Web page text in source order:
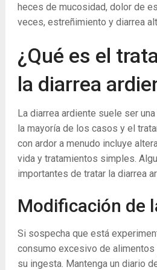
heces de mucosidad, dolor de
veces, estreñimiento y diarrea
¿Qué es el
la diarrea
La diarrea ardiente suele ser
la mayoría de los casos y el
con ardor a menudo incluye
vida y tratamientos simples.
importantes de tratar la diarrea
Modificación de
Si sospecha que está
consumo excesivo de
su ingesta. Mantenga un diario